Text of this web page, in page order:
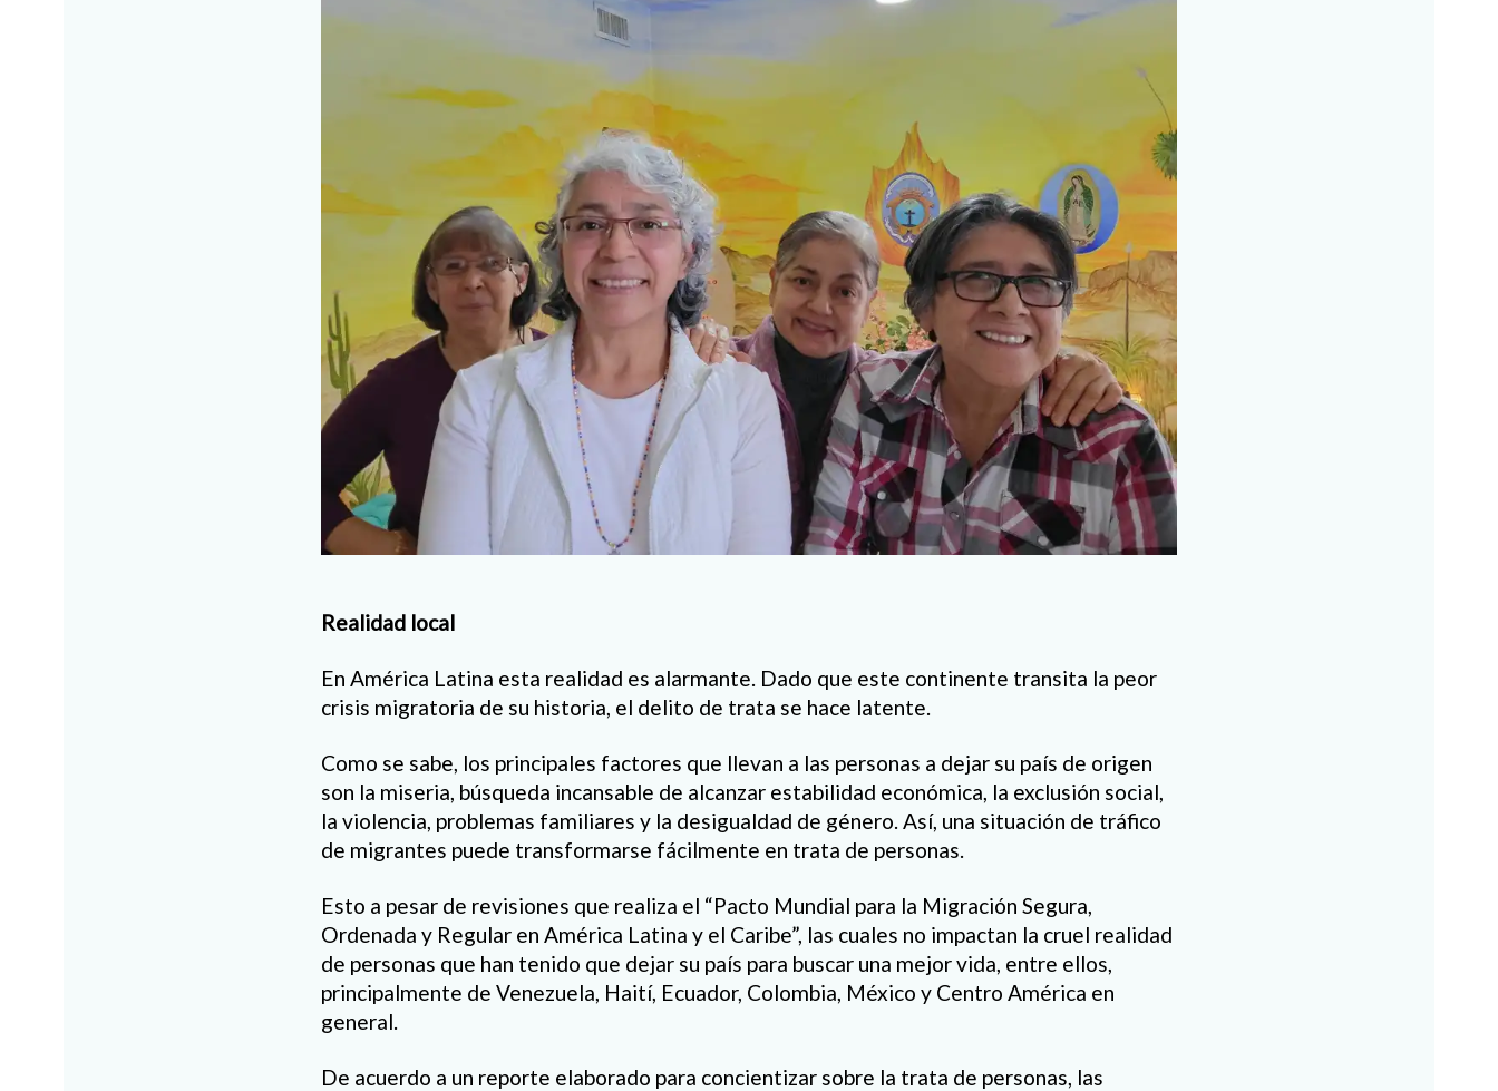
Realidad local
En América Latina esta realidad es alarmante. Dado que este continente transita la peor
crisis migratoria de su historia, el delito de trata se hace latente.
Como se sabe, los principales factores que llevan a las personas a dejar su país de origen
son la miseria, búsqueda incansable de alcanzar estabilidad económica, la exclusión social,
la violencia, problemas familiares y la desigualdad de género. Así, una situación de tráfico
de migrantes puede transformarse fácilmente en trata de personas.
Esto a pesar de revisiones que realiza el “Pacto Mundial para la Migración Segura,
Ordenada y Regular en América Latina y el Caribe”, las cuales no impactan la cruel realidad
de personas que han tenido que dejar su país para buscar una mejor vida, entre ellos,
principalmente de Venezuela, Haití, Ecuador, Colombia, México y Centro América en
general.
De acuerdo a un reporte elaborado para concientizar sobre la trata de personas, las